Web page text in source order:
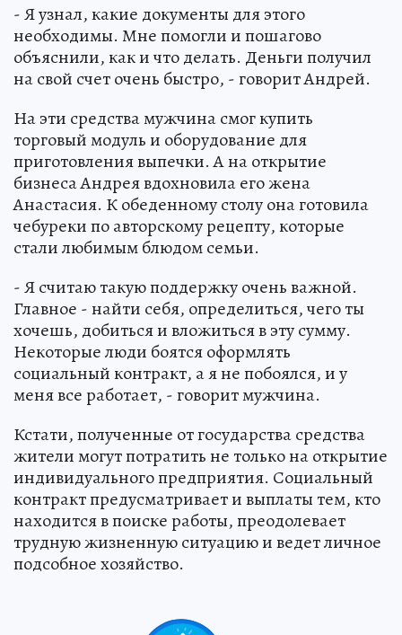
- Я узнал, какие документы для этого
необходимы. Мне помогли и пошагово
объяснили, как и что делать. Деньги получил
на свой счет очень быстро, - говорит Андрей.
На эти средства мужчина смог купить
торговый модуль и оборудование для
приготовления выпечки. А на открытие
бизнеса Андрея вдохновила его жена
Анастасия. К обеденному столу она готовила
чебуреки по авторскому рецепту, которые
стали любимым блюдом семьи.
- Я считаю такую поддержку очень важной.
Главное - найти себя, определиться, чего ты
хочешь, добиться и вложиться в эту сумму.
Некоторые люди боятся оформлять
социальный контракт, а я не побоялся, и у
меня все работает, - говорит мужчина.
Кстати, полученные от государства средства
жители могут потратить не только на открытие
индивидуального предприятия. Социальный
контракт предусматривает и выплаты тем, кто
находится в поиске работы, преодолевает
трудную жизненную ситуацию и ведет личное
подсобное хозяйство.